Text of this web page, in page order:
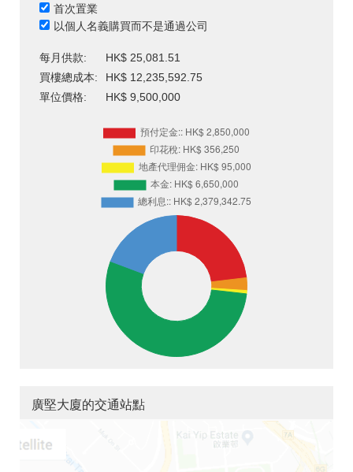
首次置業
以個人名義購買而不是通過公司
每月供款:
HK$ 25,081.51
買樓總成本:
HK$ 12,235,592.75
單位價格:
HK$ 9,500,000
廣堅大廈的交通站點